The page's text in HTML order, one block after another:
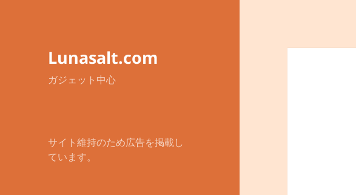
Lunasalt.com
ガジェット中心
サイト維持のため広告を掲載し
ています。